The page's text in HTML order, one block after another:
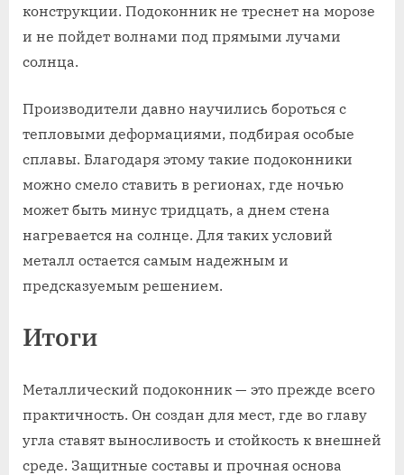
конструкции. Подоконник не треснет на морозе
и не пойдет волнами под прямыми лучами
солнца.
Производители давно научились бороться с
тепловыми деформациями, подбирая особые
сплавы. Благодаря этому такие подоконники
можно смело ставить в регионах, где ночью
может быть минус тридцать, а днем стена
нагревается на солнце. Для таких условий
металл остается самым надежным и
предсказуемым решением.
Итоги
Металлический подоконник — это прежде всего
практичность. Он создан для мест, где во главу
угла ставят выносливость и стойкость к внешней
среде. Защитные составы и прочная основа